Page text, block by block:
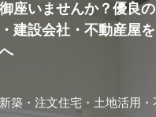
座いませんか？優良
建設会社・不動産屋
築・注文住宅・土地活用